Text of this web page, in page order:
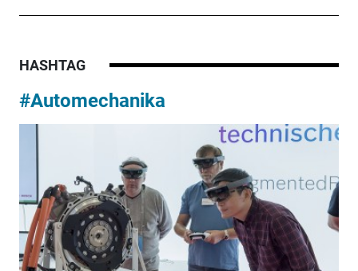
HASHTAG
#Automechanika